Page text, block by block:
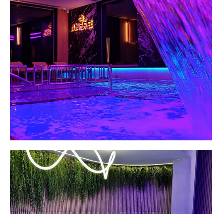
ZOBACZ NASZ BASEN